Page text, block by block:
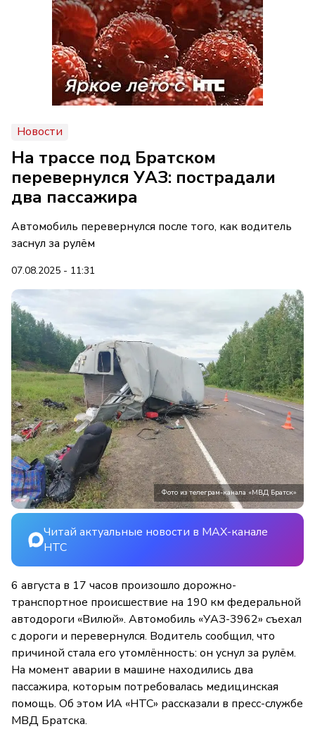
Новости
На трассе под Братском
перевернулся УАЗ: пострадали
два пассажира
Автомобиль перевернулся после того, как водитель
заснул за рулём
07.08.2025 - 11:31
Фото из телеграм-канала «МВД Братск»
Читай актуальные новости в MAX-канале
НТС
6 августа в 17 часов произошло дорожно-
транспортное происшествие на 190 км федеральной
автодороги «Вилюй». Автомобиль «УАЗ-3962» съехал
с дороги и перевернулся. Водитель сообщил, что
причиной стала его утомлённость: он уснул за рулём.
На момент аварии в машине находились два
пассажира, которым потребовалась медицинская
помощь. Об этом ИА «НТС» рассказали в пресс-службе
МВД Братска.